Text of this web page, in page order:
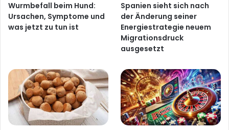
Wurmbefall beim Hund:
Ursachen, Symptome und
was jetzt zu tun ist
Spanien sieht sich nach
der Änderung seiner
Energiestrategie neuem
Migrationsdruck
ausgesetzt